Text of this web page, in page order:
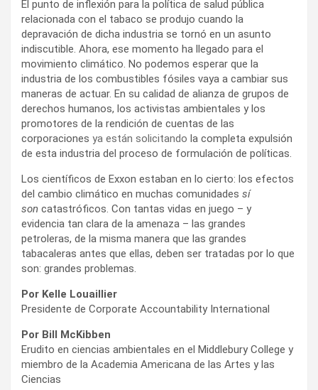
El punto de inflexión para la política de salud pública
relacionada con el tabaco se produjo cuando la
depravación de dicha industria se tornó en un asunto
indiscutible. Ahora, ese momento ha llegado para el
movimiento climático. No podemos esperar que la
industria de los combustibles fósiles vaya a cambiar sus
maneras de actuar. En su calidad de alianza de grupos de
derechos humanos, los activistas ambientales y los
promotores de la rendición de cuentas de las
corporaciones ya están solicitando la completa expulsión
de esta industria del proceso de formulación de políticas.
Los científicos de Exxon estaban en lo cierto: los efectos
del cambio climático en muchas comunidades sí
son catastróficos. Con tantas vidas en juego – y
evidencia tan clara de la amenaza – las grandes
petroleras, de la misma manera que las grandes
tabacaleras antes que ellas, deben ser tratadas por lo que
son: grandes problemas.
Por Kelle Louaillier
Presidente de Corporate Accountability International
Por Bill McKibben
Erudito en ciencias ambientales en el Middlebury College y
miembro de la Academia Americana de las Artes y las
Ciencias